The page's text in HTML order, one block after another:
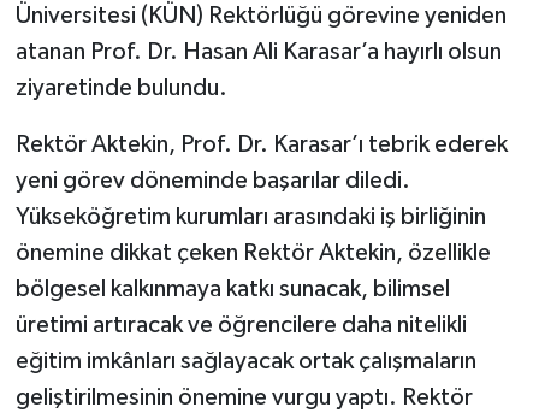
Üniversitesi (KÜN) Rektörlüğü görevine yeniden
atanan Prof. Dr. Hasan Ali Karasar’a hayırlı olsun
ziyaretinde bulundu.
Rektör Aktekin, Prof. Dr. Karasar’ı tebrik ederek
yeni görev döneminde başarılar diledi.
Yükseköğretim kurumları arasındaki iş birliğinin
önemine dikkat çeken Rektör Aktekin, özellikle
bölgesel kalkınmaya katkı sunacak, bilimsel
üretimi artıracak ve öğrencilere daha nitelikli
eğitim imkânları sağlayacak ortak çalışmaların
geliştirilmesinin önemine vurgu yaptı. Rektör